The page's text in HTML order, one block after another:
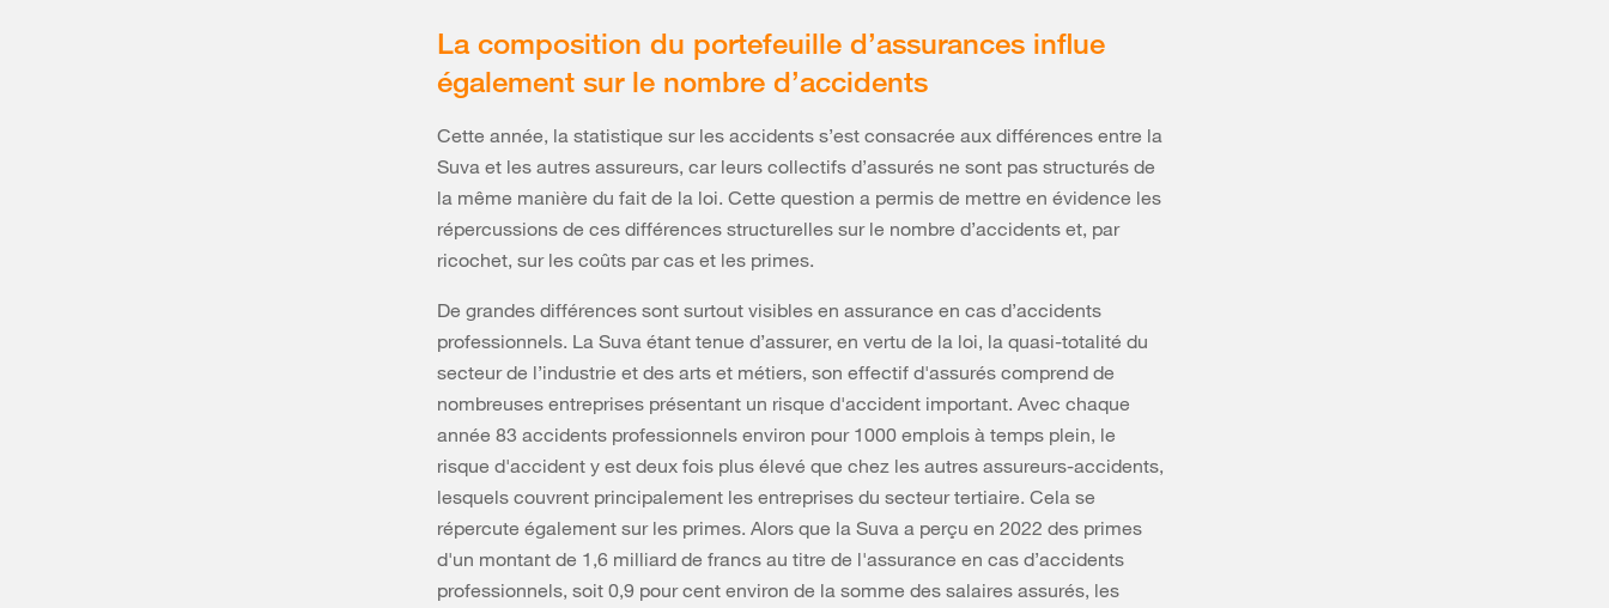
La composition du portefeuille d’assurances influe
également sur le nombre d’accidents
Cette année, la statistique sur les accidents s’est consacrée aux différences entre la
Suva et les autres assureurs, car leurs collectifs d’assurés ne sont pas structurés de
la même manière du fait de la loi. Cette question a permis de mettre en évidence les
répercussions de ces différences structurelles sur le nombre d’accidents et, par
ricochet, sur les coûts par cas et les primes.
De grandes différences sont surtout visibles en assurance en cas d’accidents
professionnels. La Suva étant tenue d’assurer, en vertu de la loi, la quasi-totalité du
secteur de l’industrie et des arts et métiers, son effectif d'assurés comprend de
nombreuses entreprises présentant un risque d'accident important. Avec chaque
année 83 accidents professionnels environ pour 1000 emplois à temps plein, le
risque d'accident y est deux fois plus élevé que chez les autres assureurs-accidents,
lesquels couvrent principalement les entreprises du secteur tertiaire. Cela se
répercute également sur les primes. Alors que la Suva a perçu en 2022 des primes
d'un montant de 1,6 milliard de francs au titre de l'assurance en cas d’accidents
professionnels, soit 0,9 pour cent environ de la somme des salaires assurés, les